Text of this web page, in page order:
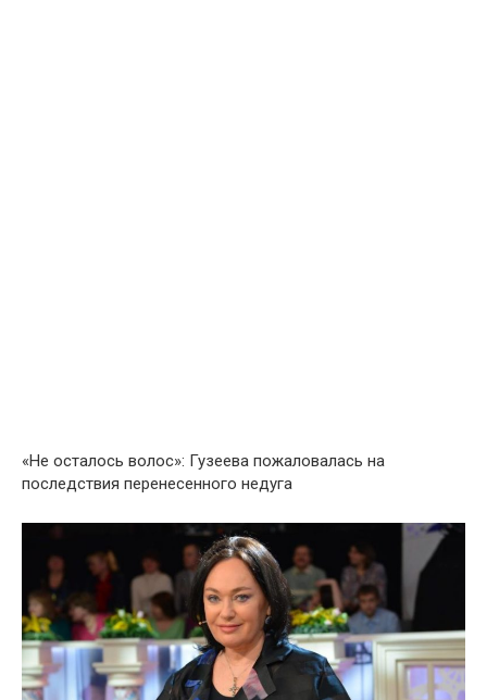
«Не осталось волос»: Гузеева пожаловалась на
последствия перенесенного недуга